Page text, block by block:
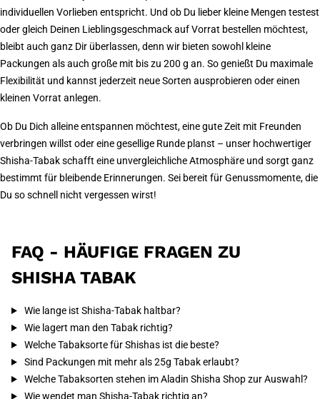
individuellen Vorlieben entspricht. Und ob Du lieber kleine Mengen testest
oder gleich Deinen Lieblingsgeschmack auf Vorrat bestellen möchtest,
bleibt auch ganz Dir überlassen, denn wir bieten sowohl kleine
Packungen als auch große mit bis zu 200 g an. So genießt Du maximale
Flexibilität und kannst jederzeit neue Sorten ausprobieren oder einen
kleinen Vorrat anlegen.
Ob Du Dich alleine entspannen möchtest, eine gute Zeit mit Freunden
verbringen willst oder eine gesellige Runde planst – unser hochwertiger
Shisha-Tabak schafft eine unvergleichliche Atmosphäre und sorgt ganz
bestimmt für bleibende Erinnerungen. Sei bereit für Genussmomente, die
Du so schnell nicht vergessen wirst!
FAQ - HÄUFIGE FRAGEN ZU
SHISHA TABAK
Wie lange ist Shisha-Tabak haltbar?
Wie lagert man den Tabak richtig?
Welche Tabaksorte für Shishas ist die beste?
Sind Packungen mit mehr als 25g Tabak erlaubt?
Welche Tabaksorten stehen im Aladin Shisha Shop zur Auswahl?
Wie wendet man Shisha-Tabak richtig an?